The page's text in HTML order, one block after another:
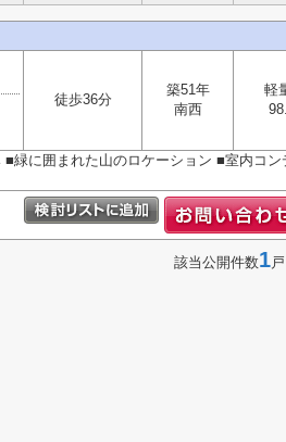
徒歩36分
築51年
南西
軽
緑に囲まれた山のロケーション ■室内コン
該当公開件数1戸